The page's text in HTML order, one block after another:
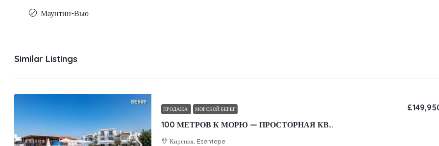
Маунтин-Вью
Similar Listings
ПРОДАЖА МОРСКОЙ БЕРЕГ
100 МЕТРОВ К МОРЮ — ПРОСТОРНАЯ КВАРТИРА В КОНЦЕПЦИИ РОСКОШНОГО КУРОРТА
Кирения, Esentepe